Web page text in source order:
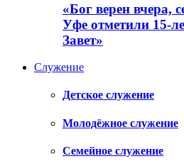
«Бог верен вчера,
Уфе отметили 15-
Завет»
Служение
Детское служение
Молодёжное служение
Семейное служение